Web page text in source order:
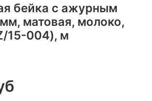
бейка с ажурным
матовая, молоко,
15-004), м